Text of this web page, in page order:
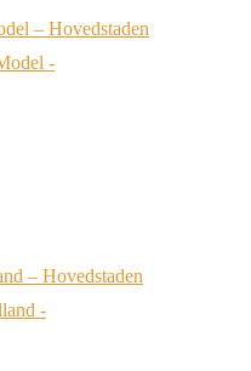
– Hovedstaden
– Hovedstaden